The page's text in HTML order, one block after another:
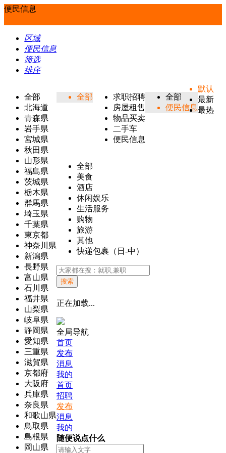
便民信息
区域
便民信息
筛选
排序
全部
北海道
青森県
岩手県
宮城県
秋田県
山形県
福島県
茨城県
栃木県
群馬県
埼玉県
千葉県
東京都
神奈川県
新潟県
長野県
富山県
石川県
福井県
山梨県
岐阜県
静岡県
愛知県
三重県
滋賀県
京都府
大阪府
兵庫県
奈良県
和歌山県
鳥取県
島根県
岡山県
全部
求职招聘
房屋租售
物品买卖
二手车
便民信息
全部
便民信息
全部
美食
酒店
休闲娱乐
生活服务
购物
旅游
其他
快递包裹（日-中）
默认
最新
最热
搜索
正在加载...
全局导航
首页
发布
消息
我的
首页
招聘
发布
消息
我的
随便说点什么